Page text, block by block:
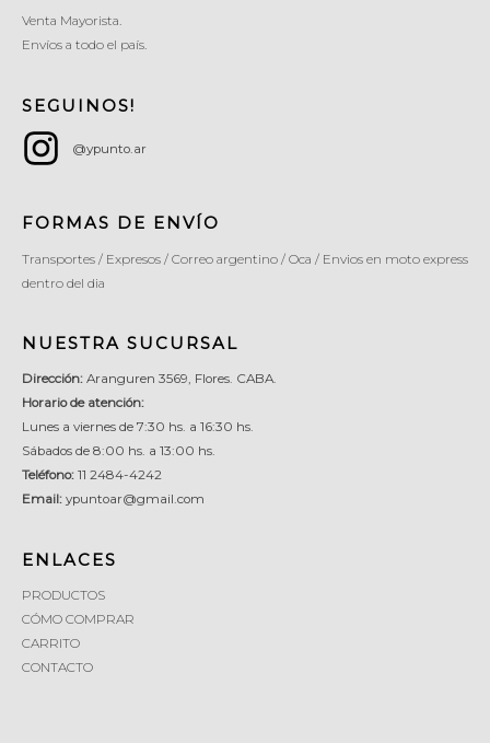
Venta Mayorista.
Envíos a todo el país.
SEGUINOS!
@ypunto.ar
FORMAS DE ENVÍO
Transportes / Expresos / Correo argentino / Oca / Envios en moto express
dentro del dia
NUESTRA SUCURSAL
Dirección: Aranguren 3569, Flores. CABA.
Horario de atención:
Lunes a viernes de 7:30 hs. a 16:30 hs.
Sábados de 8:00 hs. a 13:00 hs.
Teléfono: 11 2484-4242
Email: ypuntoar@gmail.com
ENLACES
PRODUCTOS
CÓMO COMPRAR
CARRITO
CONTACTO